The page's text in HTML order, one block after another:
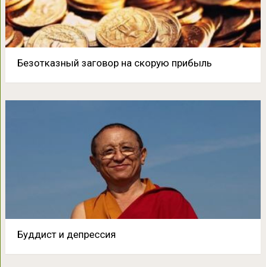
Безотказный заговор на скорую прибыль
Буддист и депрессия